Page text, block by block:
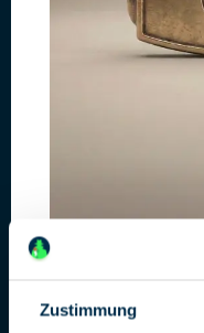
Zustimmung
Das neue
Der 1956 gegründete